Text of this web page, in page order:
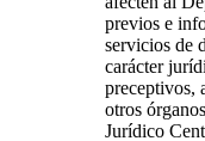
previos e
servicios de
carácter
preceptivos,
otros
Jurídico